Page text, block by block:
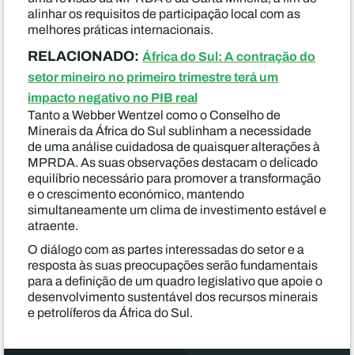
alinhar os requisitos de participação local com as
melhores práticas internacionais.
RELACIONADO: África do Sul: A contração do
setor mineiro no primeiro trimestre terá um
impacto negativo no PIB real
Tanto a Webber Wentzel como o Conselho de
Minerais da África do Sul sublinham a necessidade
de uma análise cuidadosa de quaisquer alterações à
MPRDA. As suas observações destacam o delicado
equilíbrio necessário para promover a transformação
e o crescimento económico, mantendo
simultaneamente um clima de investimento estável e
atraente.
O diálogo com as partes interessadas do setor e a
resposta às suas preocupações serão fundamentais
para a definição de um quadro legislativo que apoie o
desenvolvimento sustentável dos recursos minerais
e petrolíferos da África do Sul.